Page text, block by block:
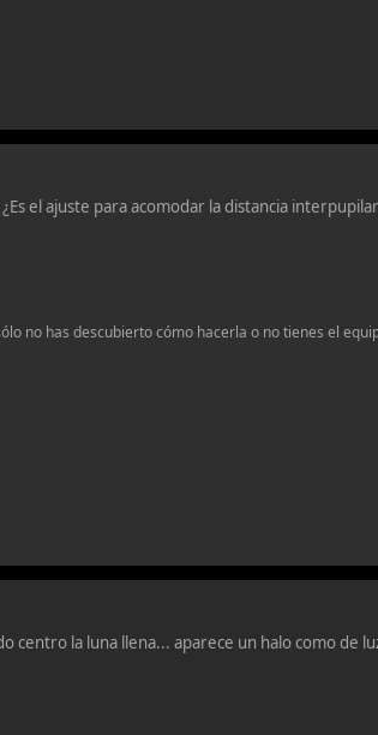
el ajuste para acomodar la distancia
no has descubierto cómo hacerla o no tienes el
la luna llena... aparece un halo como de